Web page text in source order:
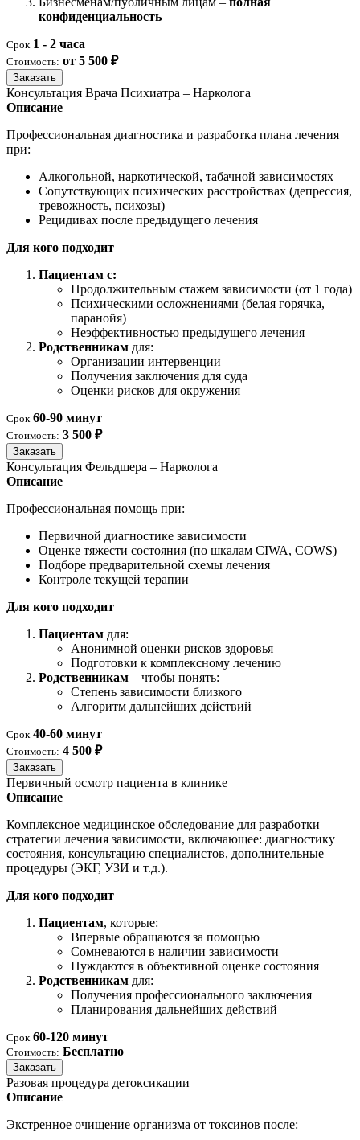
конфиденциальность
Срок 1 - 2 часа
Стоимость: от 5 500 ₽
Заказать
Консультация Врача Психиатра – Нарколога
Описание
Профессиональная диагностика и разработка плана лечения
при:
Алкогольной, наркотической, табачной зависимостях
Сопутствующих психических расстройствах (депрессия,
тревожность, психозы)
Рецидивах после предыдущего лечения
Для кого подходит
Пациентам с:
Продолжительным стажем зависимости (от 1 года)
Психическими осложнениями (белая горячка,
паранойя)
Неэффективностью предыдущего лечения
Родственникам для:
Организации интервенции
Получения заключения для суда
Оценки рисков для окружения
Срок 60-90 минут
Стоимость: 3 500 ₽
Заказать
Консультация Фельдшера – Нарколога
Описание
Профессиональная помощь при:
Первичной диагностике зависимости
Оценке тяжести состояния (по шкалам CIWA, COWS)
Подборе предварительной схемы лечения
Контроле текущей терапии
Для кого подходит
Пациентам для:
Анонимной оценки рисков здоровья
Подготовки к комплексному лечению
Родственникам – чтобы понять:
Степень зависимости близкого
Алгоритм дальнейших действий
Срок 40-60 минут
Стоимость: 4 500 ₽
Заказать
Первичный осмотр пациента в клинике
Описание
Комплексное медицинское обследование для разработки
стратегии лечения зависимости, включающее: диагностику
состояния, консультацию специалистов, дополнительные
процедуры (ЭКГ, УЗИ и т.д.).
Для кого подходит
Пациентам, которые:
Впервые обращаются за помощью
Сомневаются в наличии зависимости
Нуждаются в объективной оценке состояния
Родственникам для:
Получения профессионального заключения
Планирования дальнейших действий
Срок 60-120 минут
Стоимость: Бесплатно
Заказать
Разовая процедура детоксикации
Описание
Экстренное очищение организма от токсинов после: